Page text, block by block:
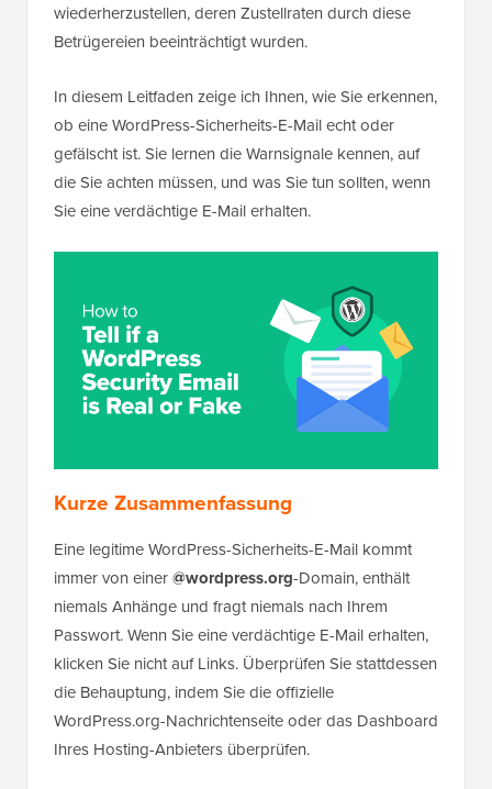
wiederherzustellen, deren Zustellraten durch diese
Betrügereien beeinträchtigt wurden.
In diesem Leitfaden zeige ich Ihnen, wie Sie erkennen,
ob eine WordPress-Sicherheits-E-Mail echt oder
gefälscht ist. Sie lernen die Warnsignale kennen, auf
die Sie achten müssen, und was Sie tun sollten, wenn
Sie eine verdächtige E-Mail erhalten.
Kurze Zusammenfassung
Eine legitime WordPress-Sicherheits-E-Mail kommt
immer von einer@wordpress.org-Domain, enthält
niemals Anhänge und fragt niemals nach Ihrem
Passwort. Wenn Sie eine verdächtige E-Mail erhalten,
klicken Sie nicht auf Links. Überprüfen Sie stattdessen
die Behauptung, indem Sie die offizielle
WordPress.org-Nachrichtenseite oder das Dashboard
Ihres Hosting-Anbieters überprüfen.